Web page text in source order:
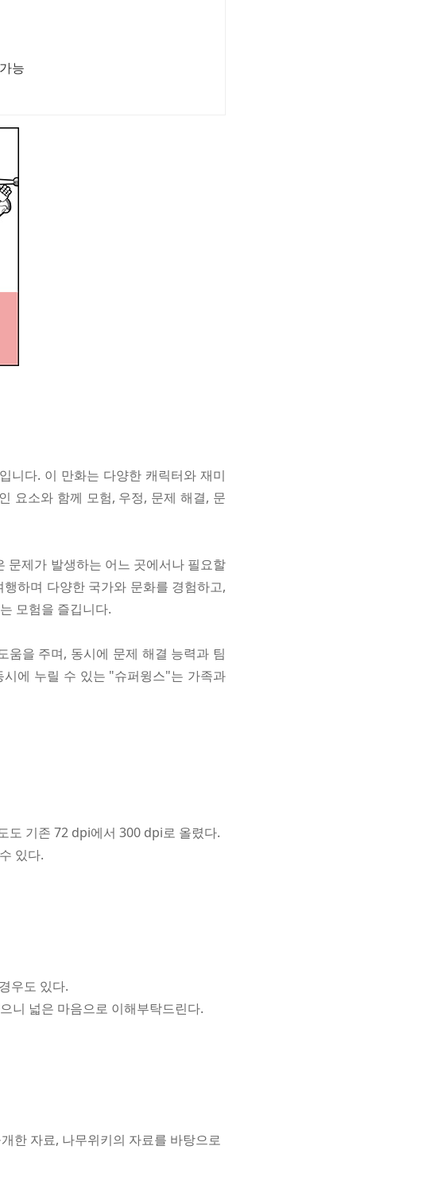
능
니다. 이 만화는 다양한 캐릭터와 재미
요소와 함께 모험, 우정, 문제 해결, 문
문제가 발생하는 어느 곳에서나 필요할
하며 다양한 국가와 문화를 경험하고,
모험을 즐깁니다.
움을 주며, 동시에 문제 해결 능력과 팀
에 누릴 수 있는 "슈퍼윙스"는 가족과
도 기존 72 dpi에서 300 dpi로 올렸다.
있다.
우도 있다.
니 넓은 마음으로 이해부탁드린다.
자료, 나무위키의 자료를 바탕으로